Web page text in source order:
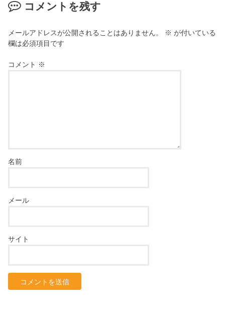
コメントを残す
メールアドレスが公開されることはありません。 ※ が付いている
欄は必須項目です
コメント ※
名前
メール
サイト